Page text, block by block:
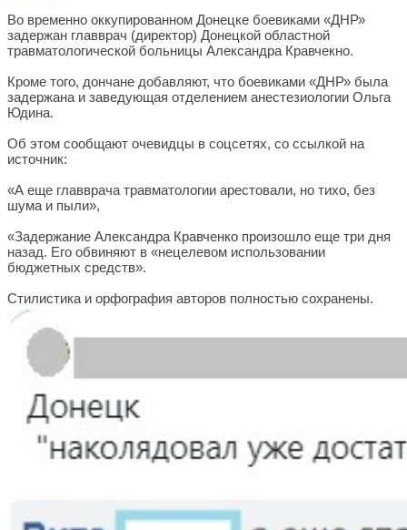
Во временно оккупированном Донецке боевиками «ДНР»
задержан главврач (директор) Донецкой областной
травматологической больницы Александра Кравчекно.
Кроме того, дончане добавляют, что боевиками «ДНР» была
задержана и заведующая отделением анестезиологии Ольга
Юдина.
Об этом сообщают очевидцы в соцсетях, со ссылкой на
источник:
«А еще главврача травматологии арестовали, но тихо, без
шума и пыли»,
«Задержание Александра Кравченко произошло еще три дня
назад. Его обвиняют в «нецелевом использовании
бюджетных средств».
Стилистика и орфография авторов полностью сохранены.